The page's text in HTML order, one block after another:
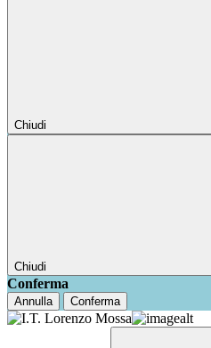
Chiudi
Chiudi
Conferma
Annulla Conferma